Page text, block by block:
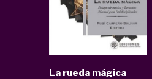
La rueda mágica